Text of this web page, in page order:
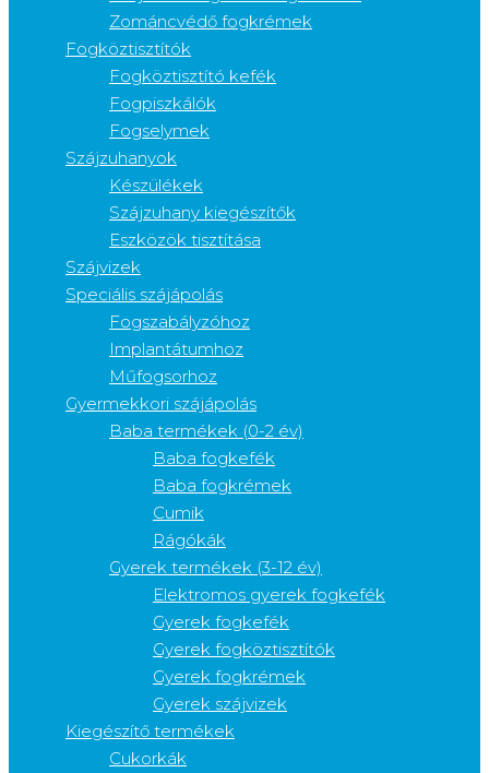
Zománcvédő fogkrémek
Fogköztisztítók
Fogköztisztító kefék
Fogpiszkálók
Fogselymek
Szájzuhanyok
Készülékek
Szájzuhany kiegészítők
Eszközök tisztítása
Szájvizek
Speciális szájápolás
Fogszabályzóhoz
Implantátumhoz
Műfogsorhoz
Gyermekkori szájápolás
Baba termékek (0-2 év)
Baba fogkefék
Baba fogkrémek
Cumik
Rágókák
Gyerek termékek (3-12 év)
Elektromos gyerek fogkefék
Gyerek fogkefék
Gyerek fogköztisztítók
Gyerek fogkrémek
Gyerek szájvizek
Kiegészítő termékek
Cukorkák